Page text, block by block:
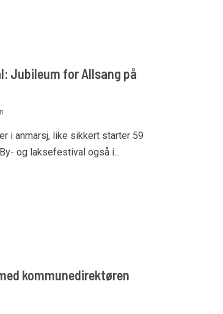
Jubileum for Allsang på
i anmarsj, like sikkert starter 59
og laksefestival også i...
kommunedirektøren